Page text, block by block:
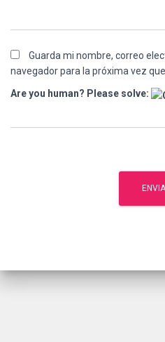
Guarda mi nombre, correo
navegador para la próxima vez
Are you human? Please solve: